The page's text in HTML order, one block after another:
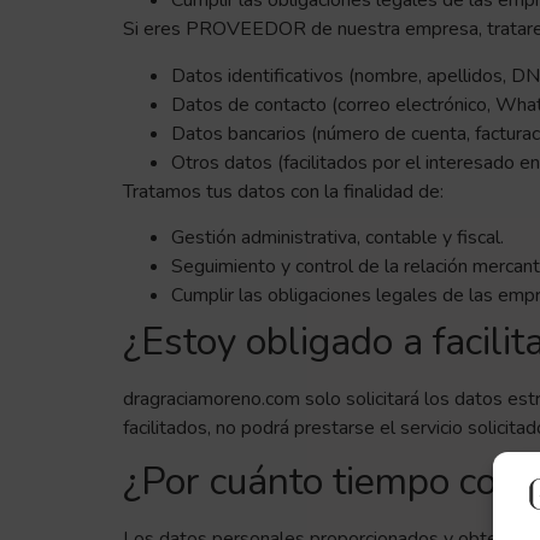
Si eres PROVEEDOR de nuestra empresa,
Datos identificativos (nombre, apellidos,
Datos de contacto (correo electrónico,
Datos bancarios (número de cuenta,
Otros datos (facilitados por el interesado
Tratamos tus datos con la finalidad de:
Gestión administrativa, contable y fiscal.
Seguimiento y control de la relación
Cumplir las obligaciones legales de las
¿Estoy obligado a
dragraciamoreno.com solo solicitará los datos
facilitados, no podrá prestarse el servicio
¿Por cuánto tiempo